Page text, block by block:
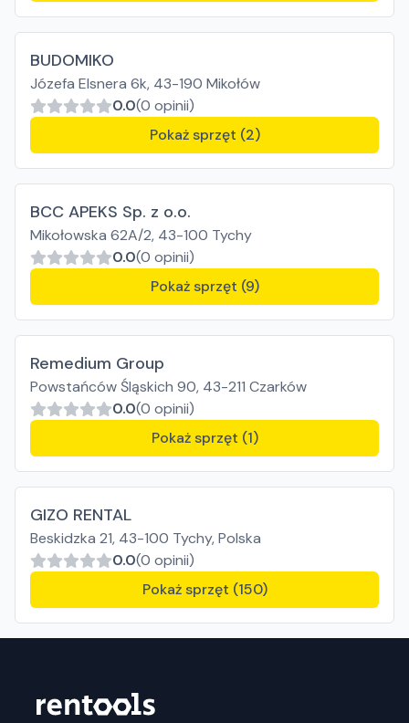
BUDOMIKO
Józefa Elsnera 6k, 43-190 Mikołów
0.0(0 opinii)
Pokaż sprzęt (2)
BCC APEKS Sp. z o.o.
Mikołowska 62A/2, 43-100 Tychy
0.0(0 opinii)
Pokaż sprzęt (9)
Remedium Group
Powstańców Śląskich 90, 43-211 Czarków
0.0(0 opinii)
Pokaż sprzęt (1)
GIZO RENTAL
Beskidzka 21, 43-100 Tychy, Polska
0.0(0 opinii)
Pokaż sprzęt (150)